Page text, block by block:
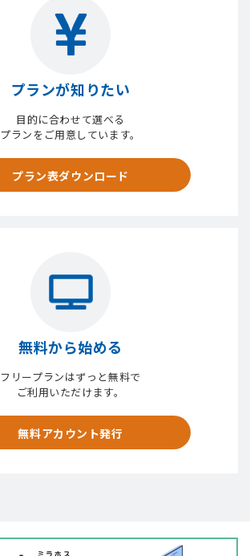
プランが知りたい
目的に合わせて選べる
プランをご用意しています。
プラン表ダウンロード
無料から始める
フリープランはずっと無料で
ご利用いただけます。
無料アカウント発行